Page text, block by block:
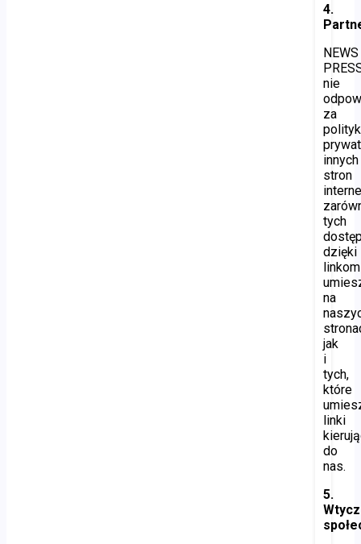
4.
NEWS
nie
za
innych
stron
tych
dzięki
linkom
na
jak
i
tych,
które
linki
do
nas.
5.